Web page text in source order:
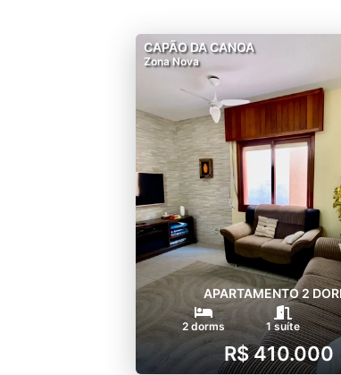
CAPÃO DA CANOA
Zona Nova
APARTAMENTO 2
2 dorms 1 suíte
R$ 410.000